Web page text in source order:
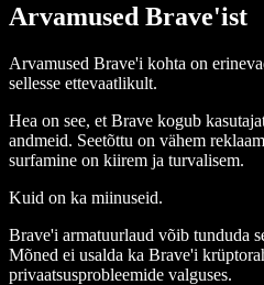
Arvamused Bra­ve'ist
Arvamused Bra­ve'i kohta on
sellesse ettevaatlikult.
Hea on see, et Bra­ve kogub
andmeid. Seetõttu on vähem
surfamine on kiirem ja turvalisem.
Kuid on ka miinuseid.
Bra­ve'i armatuurlaud võib tunduda
Mõned ei usalda ka Bra­ve'i
privaatsusprobleemide valguses.